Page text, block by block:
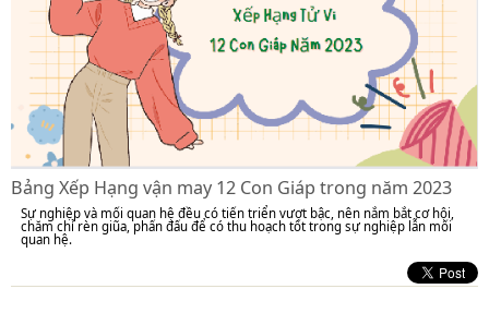
Bảng Xếp Hạng vận may 12 Con Giáp trong năm 2023
Sự nghiệp và mối quan hệ đều có tiến triển vượt bậc, nên nắm bắt cơ hội,
chăm chỉ rèn giũa, phấn đấu để có thu hoạch tốt trong sự nghiệp lẫn mối
quan hệ.